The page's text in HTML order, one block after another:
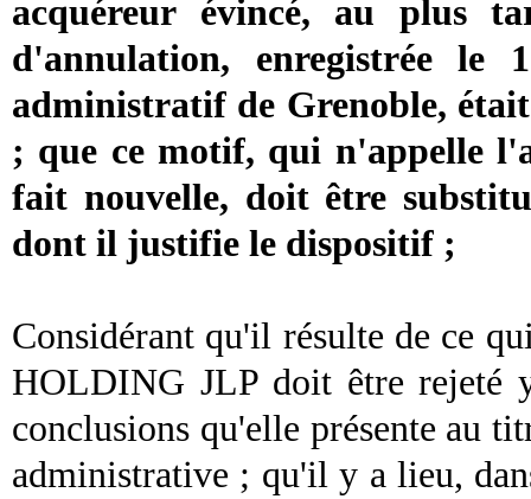
acquéreur évincé, au plus
d'annulation, enregistrée
administratif de Grenoble,
; que ce motif, qui n'appelle
fait nouvelle, doit être
dont il justifie le dispositif ;
Considérant qu'il résulte de ce
HOLDING JLP doit être rejeté
conclusions qu'elle présente au
administrative ; qu'il y a lieu,